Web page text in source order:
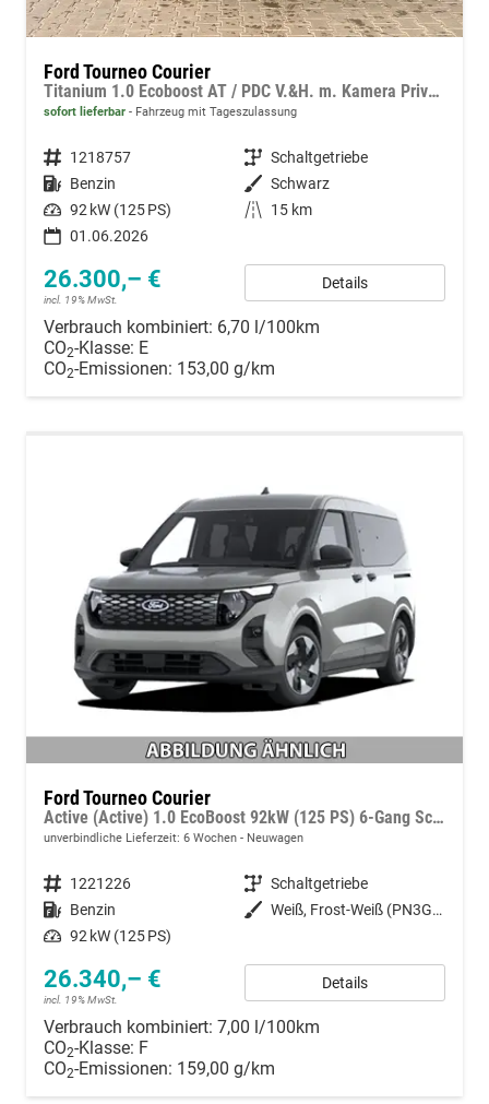
Ford Tourneo Courier
Titanium 1.0 Ecoboost AT / PDC V.&H. m. Kamera Privacy 5-Jahre Garantie Alu 16"
sofort lieferbar Fahrzeug mit Tageszulassung
Fahrzeugnummer 1218757 Getriebe Schaltgetriebe
Kraftstoff Benzin Außenfarbe Schwarz
Leistung 92 kW (125 PS) Kilometerstand
15 km
01.06.2026
26.300,– €
incl. 19% MwSt.
Details
Verbrauch kombiniert: 6,70 l/100km
CO2-Klasse: E
CO2-Emissionen: 153,00 g/km
Ford Tourneo Courier
Active (Active) 1.0 EcoBoost 92kW (125 PS) 6-Gang Schaltgetriebe
unverbindliche Lieferzeit: 6 Wochen Neuwagen
Fahrzeugnummer 1221226 Getriebe Schaltgetriebe
Kraftstoff Benzin Außenfarbe
Weiß, Frost-Weiß (PN3GZ0)
Leistung 92 kW (125 PS)
26.340,– €
incl. 19% MwSt.
Details
Verbrauch kombiniert: 7,00 l/100km
CO2-Klasse: F
CO2-Emissionen: 159,00 g/km